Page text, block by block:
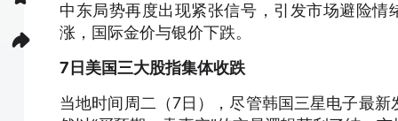
中东局势再度出现紧张信号，引发市场避险
涨，国际金价与银价下跌。
7日美国三大股指集体收跌
当地时间周二（7日），尽管韩国三星电子最